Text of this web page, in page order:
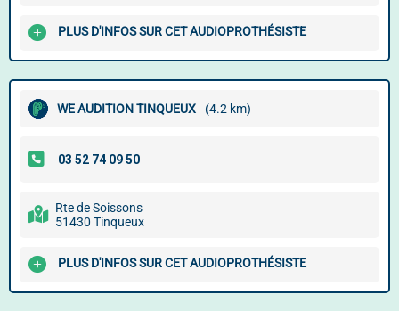
PLUS D'INFOS SUR CET AUDIOPROTHÉSISTE
WE AUDITION TINQUEUX (4.2 km)
Rte de Soissons
51430 Tinqueux
PLUS D'INFOS SUR CET AUDIOPROTHÉSISTE